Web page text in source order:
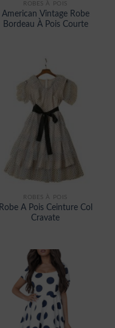
ROBES À POIS
American Vintage Robe
Bordeau À Pois Courte
ROBES À POIS
Robe A Pois Ceinture Col
Cravate